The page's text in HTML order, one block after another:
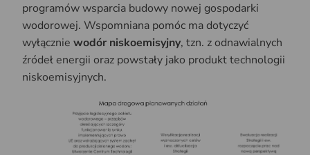
programów wsparcia budowy nowej gospodarki
wodorowej. Wspomniana pomóc ma dotyczyć
wyłącznie wodór niskoemisyjny, tzn. z odnawialnych
źródeł energii oraz powstały jako produkt technologii
niskoemisyjnych.